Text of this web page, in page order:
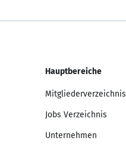
Hauptbereiche
Mitgliederverzeichnis
Jobs Verzeichnis
Unternehmen